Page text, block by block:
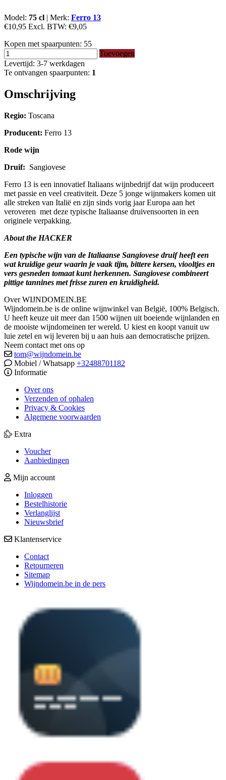
Model: 75 cl | Merk: Ferro 13
€10,95 Excl. BTW: €9,05
Kopen met spaarpunten: 55
Toevoegen
Levertijd: 3-7 werkdagen
Te ontvangen spaarpunten: 1
Omschrijving
Regio: Toscana
Producent: Ferro 13
Rode wijn
Druif: Sangiovese
Ferro 13 is een innovatief Italiaans wijnbedrijf dat wijn produceert
met passie en veel creativiteit. Deze 5 jonge wijnmakers komen uit
alle streken van Italië en zijn sinds vorig jaar Europa aan het
veroveren met deze typische Italiaanse druivensoorten in een
originele verpakking.
About the HACKER
Een typische wijn van de Italiaanse Sangiovese druif heeft een
wat kruidige geur waarin je vaak tijm, bittere kersen, viooltjes en
vers gesneden tomaat kunt herkennen. Sangiovese combineert
pittige tannines met frisse zuren en kruidigheid.
Over WIJNDOMEIN.BE
Wijndomein.be is de online wijnwinkel van België, 100% Belgisch.
U heeft keuze uit meer dan 1500 wijnen uit boeiende wijnlanden en
de mooiste wijndomeinen ter wereld. U kiest en koopt vanuit uw
luie zetel en wij leveren bij u aan huis aan democratische prijzen.
Neem contact met ons op
tom@wijndomein.be
Mobiel / Whatsapp +32488701182
Informatie
Over ons
Verzenden of ophalen
Privacy & Cookies
Algemene voorwaarden
Extra
Voucher
Aanbiedingen
Mijn account
Inloggen
Bestelhistorie
Verlanglijst
Nieuwsbrief
Klantenservice
Contact
Retourneren
Sitemap
Wijndomein.be in de pers